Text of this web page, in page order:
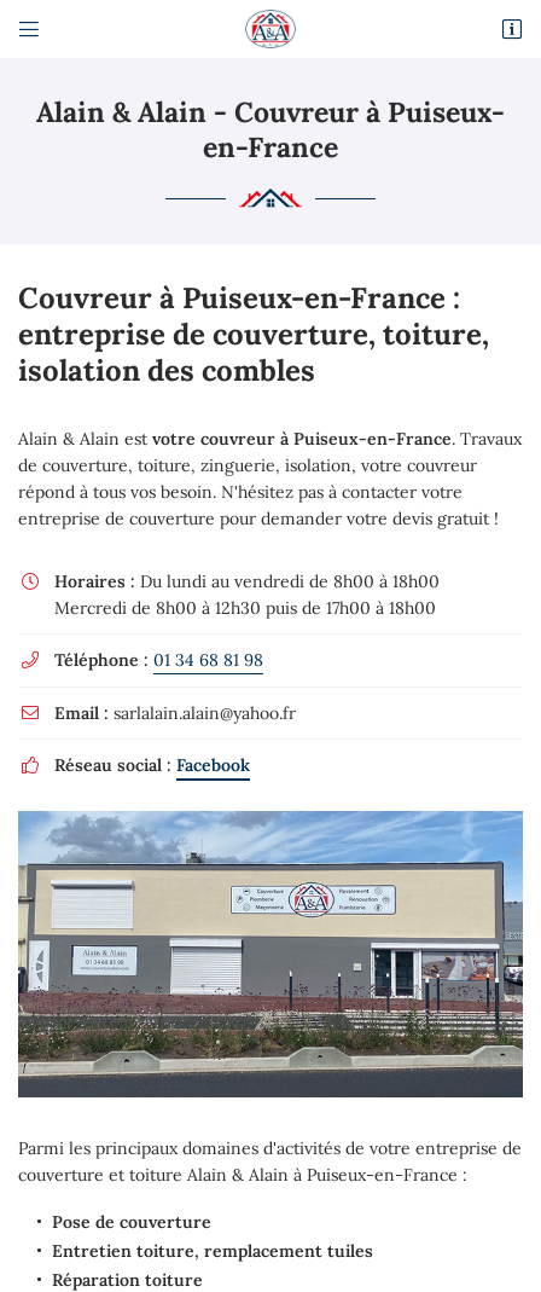


01 34 68 81 98
 Adresse email de réception
l'adresse email indiqué ci-dessus. Vous pouvez vous désinscrire à tout moment en
Inscription
Alain & Alain - Couvreur à Puiseux-
en-France
Couvreur à Puiseux-en-France :
entreprise de couverture, toiture,
isolation des combles
Alain & Alain est votre couvreur à Puiseux-en-France. Travaux
de couverture, toiture, zinguerie, isolation, votre couvreur
répond à tous vos besoin. N'hésitez pas à contacter votre
entreprise de couverture pour demander votre devis gratuit !
 Horaires : Du lundi au vendredi de 8h00 à 18h00
Mercredi de 8h00 à 12h30 puis de 17h00 à 18h00
 Téléphone : 01 34 68 81 98
 Email : sarlalain.alain@yahoo.fr
 Réseau social : Facebook
Parmi les principaux domaines d'activités de votre entreprise de
couverture et toiture Alain & Alain à Puiseux-en-France :
Pose de couverture
Entretien toiture, remplacement tuiles
Réparation toiture